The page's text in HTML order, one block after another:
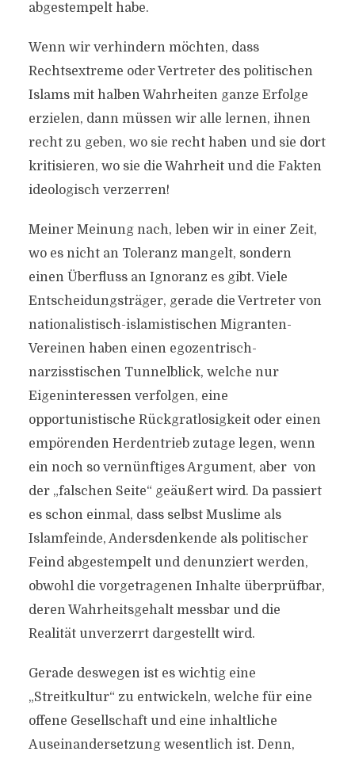
DIE OFFENE
GESELLSCHAFT UND
IHRE FEINDE
VonEfgani Dönmez 6. Mai 2021
abgestempelt habe.
Wenn wir verhindern möchten, dass
Rechtsextreme oder Vertreter des politischen
Islams mit halben Wahrheiten ganze Erfolge
erzielen, dann müssen wir alle lernen, ihnen
recht zu geben, wo sie recht haben und sie dort
kritisieren, wo sie die Wahrheit und die Fakten
ideologisch verzerren!
Meiner Meinung nach, leben wir in einer Zeit,
wo es nicht an Toleranz mangelt, sondern
einen Überfluss an Ignoranz es gibt. Viele
Entscheidungsträger, gerade die Vertreter von
nationalistisch-islamistischen Migranten-
Vereinen haben einen egozentrisch-
narzisstischen Tunnelblick, welche nur
Eigeninteressen verfolgen, eine
opportunistische Rückgratlosigkeit oder einen
empörenden Herdentrieb zutage legen, wenn
ein noch so vernünftiges Argument, aber von
der „falschen Seite“ geäußert wird. Da passiert
es schon einmal, dass selbst Muslime als
Islamfeinde, Andersdenkende als politischer
Feind abgestempelt und denunziert werden,
obwohl die vorgetragenen Inhalte überprüfbar,
deren Wahrheitsgehalt messbar und die
Realität unverzerrt dargestellt wird.
Gerade deswegen ist es wichtig eine
„Streitkultur“ zu entwickeln, welche für eine
offene Gesellschaft und eine inhaltliche
Auseinandersetzung wesentlich ist. Denn,